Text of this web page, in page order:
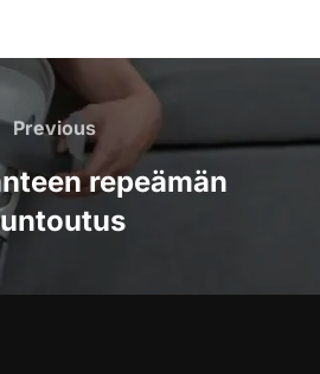
Previous
Previous
repeämän